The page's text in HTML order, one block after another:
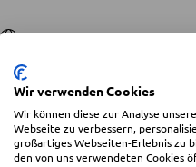
Standspiegel
Schmink- und
Badspiegel
BARMÖBEL
SpracheDeutsch|Italiano
© 2026 Wohn-Zentrum Jungmann
%star%Alle Preise inkl. gesetzl.
Nachnahmegebühren, wenn nicht
Wir verwenden Cookies
Wir können diese zur Analyse
Webseite zu verbessern,
großartiges Webseiten-Erlebnis zu
den von uns verwendeten Cookies